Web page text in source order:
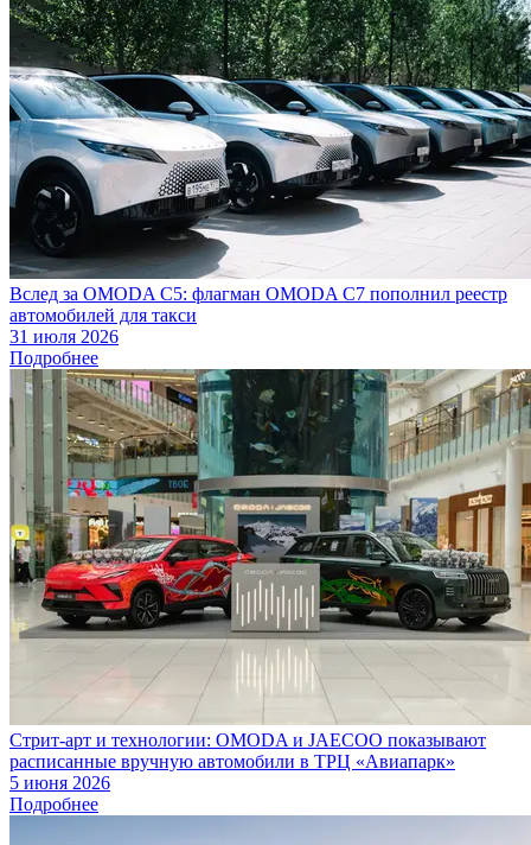
Вслед за OMODA C5: флагман OMODA C7 пополнил реестр
автомобилей для такси
31 июля 2026
Подробнее
Стрит-арт и технологии: OMODA и JAECOO показывают
расписанные вручную автомобили в ТРЦ «Авиапарк»
5 июня 2026
Подробнее